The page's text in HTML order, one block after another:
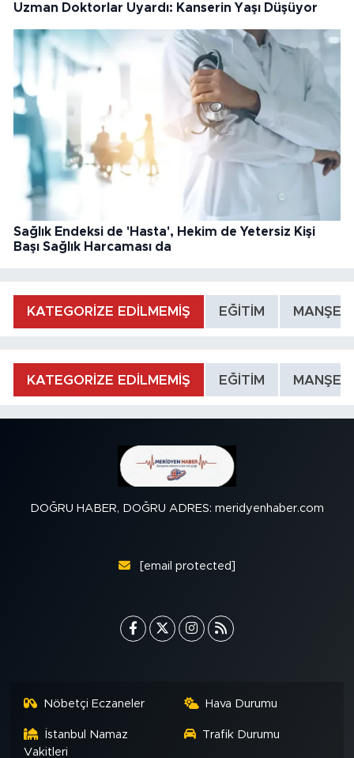
Uzman Doktorlar Uyardı: Kanserin Yaşı Düşüyor
Sağlık Endeksi de 'Hasta', Hekim de Yetersiz Kişi
Başı Sağlık Harcaması da
KATEGORİZE EDİLMEMİŞ EĞİTİM MANŞET
KATEGORİZE EDİLMEMİŞ EĞİTİM MANŞET
DOĞRU HABER, DOĞRU ADRES: meridyenhaber.com
[email protected]
Nöbetçi Eczaneler Hava Durumu
İstanbul Namaz
Vakitleri
Trafik Durumu